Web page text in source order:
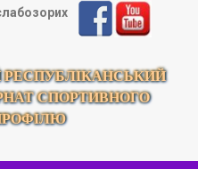
РЕСПУБЛІКАНСЬКИЙ
СПОРТИВНОГО